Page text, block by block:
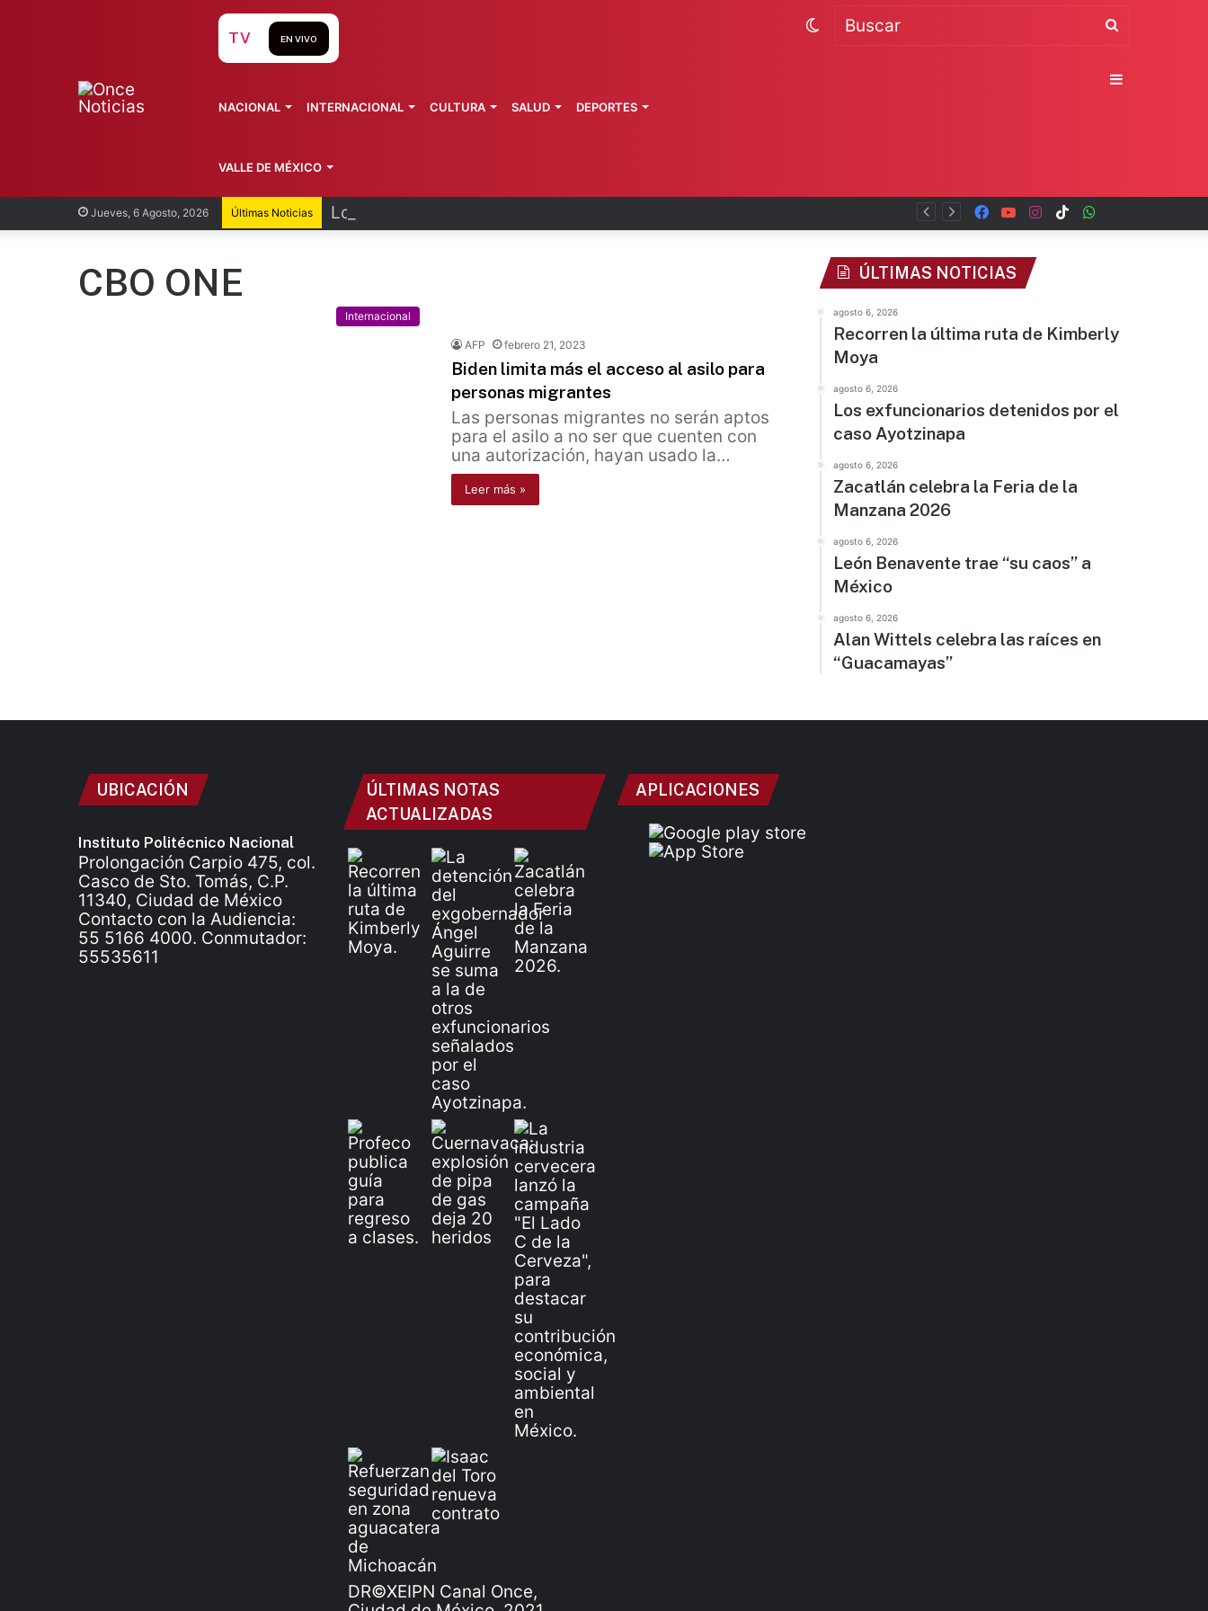
Jueves, 6 Agosto, 2026 Últimas Noticias Los exfuncionarios detenidos por el caso Ayotzinapa TikTok
Instagram
YouTube
Facebook
TV EN VIVO
NACIONAL INTERNACIONAL CULTURA SALUD DEPORTES
VALLE DE MÉXICO
Switch
CBO ONE
Internacional
AFP febrero 21, 2023
Biden limita más el acceso al asilo para
personas migrantes
Las personas migrantes no serán aptos
para el asilo a no ser que cuenten con
una autorización, hayan usado la…
Leer más »
ÚLTIMAS NOTICIAS
agosto 6, 2026
Recorren la última ruta de Kimberly
Moya
agosto 6, 2026
Los exfuncionarios detenidos por el
caso Ayotzinapa
agosto 6, 2026
Zacatlán celebra la Feria de la
Manzana 2026
agosto 6, 2026
León Benavente trae “su caos” a
México
agosto 6, 2026
Alan Wittels celebra las raíces en
“Guacamayas”
UBICACIÓN
Instituto Politécnico Nacional
Prolongación Carpio 475, col.
Casco de Sto. Tomás, C.P.
11340, Ciudad de México
Contacto con la Audiencia:
55 5166 4000. Conmutador:
55535611
ÚLTIMAS NOTAS
ACTUALIZADAS
DR©XEIPN Canal Once,
APLICACIONES